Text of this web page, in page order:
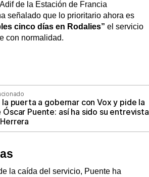
de la Estación de Francia
señalado que lo prioritario ahora es
cinco días en Rodalies” el servicio
con normalidad.
la puerta a gobernar con Vox y pide la
Óscar Puente: así ha sido su entrevista
la caída del servicio, Puente ha